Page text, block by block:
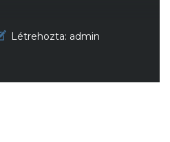
Létrehozta: admin